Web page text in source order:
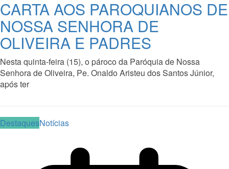
CARTA AOS PAROQUIANOS DE
NOSSA SENHORA DE
OLIVEIRA E PADRES
Nesta quinta-feira (15), o pároco da Paróquia de Nossa
Senhora de Oliveira, Pe. Onaldo Aristeu dos Santos Júnior,
após ter
DestaquesNotícias